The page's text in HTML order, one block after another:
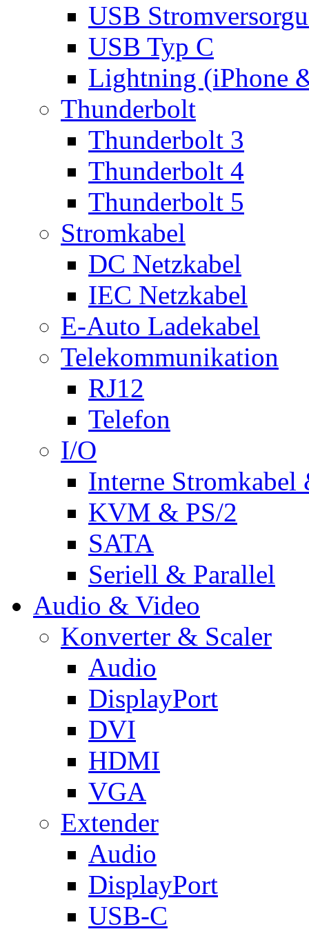
USB
USB Typ C
Lightning (iPhone
Thunderbolt
Thunderbolt 3
Thunderbolt 4
Thunderbolt 5
Stromkabel
DC Netzkabel
IEC Netzkabel
E-Auto Ladekabel
Telekommunikation
RJ12
Telefon
I/O
Interne Stromkabel
KVM & PS/2
SATA
Seriell & Parallel
Audio & Video
Konverter & Scaler
Audio
DisplayPort
DVI
HDMI
VGA
Extender
Audio
DisplayPort
USB-C